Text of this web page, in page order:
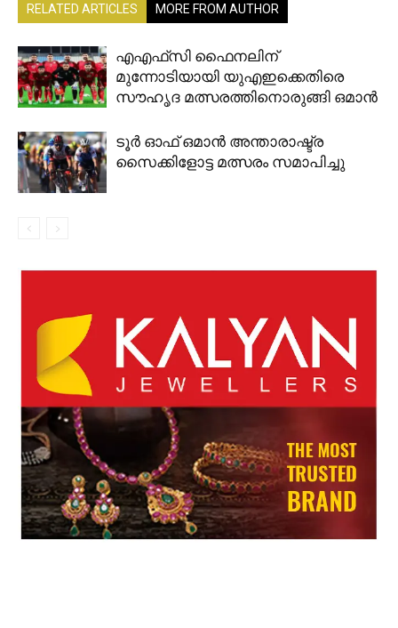
RELATED ARTICLES MORE FROM AUTHOR
എഎഫ്‌സി ഫൈനലിന്
മുന്നോടിയായി യുഎഇക്കെതിരെ
സൗഹൃദ മത്സരത്തിനൊരുങ്ങി ഒമാൻ
ടൂര്‍ ഓഫ് ഒമാന്‍ അന്താരാഷ്ട്ര
സൈക്കിളോട്ട മത്സരം സമാപിച്ചു